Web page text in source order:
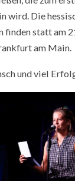
wird. Die
statt am
am Main.
und viel